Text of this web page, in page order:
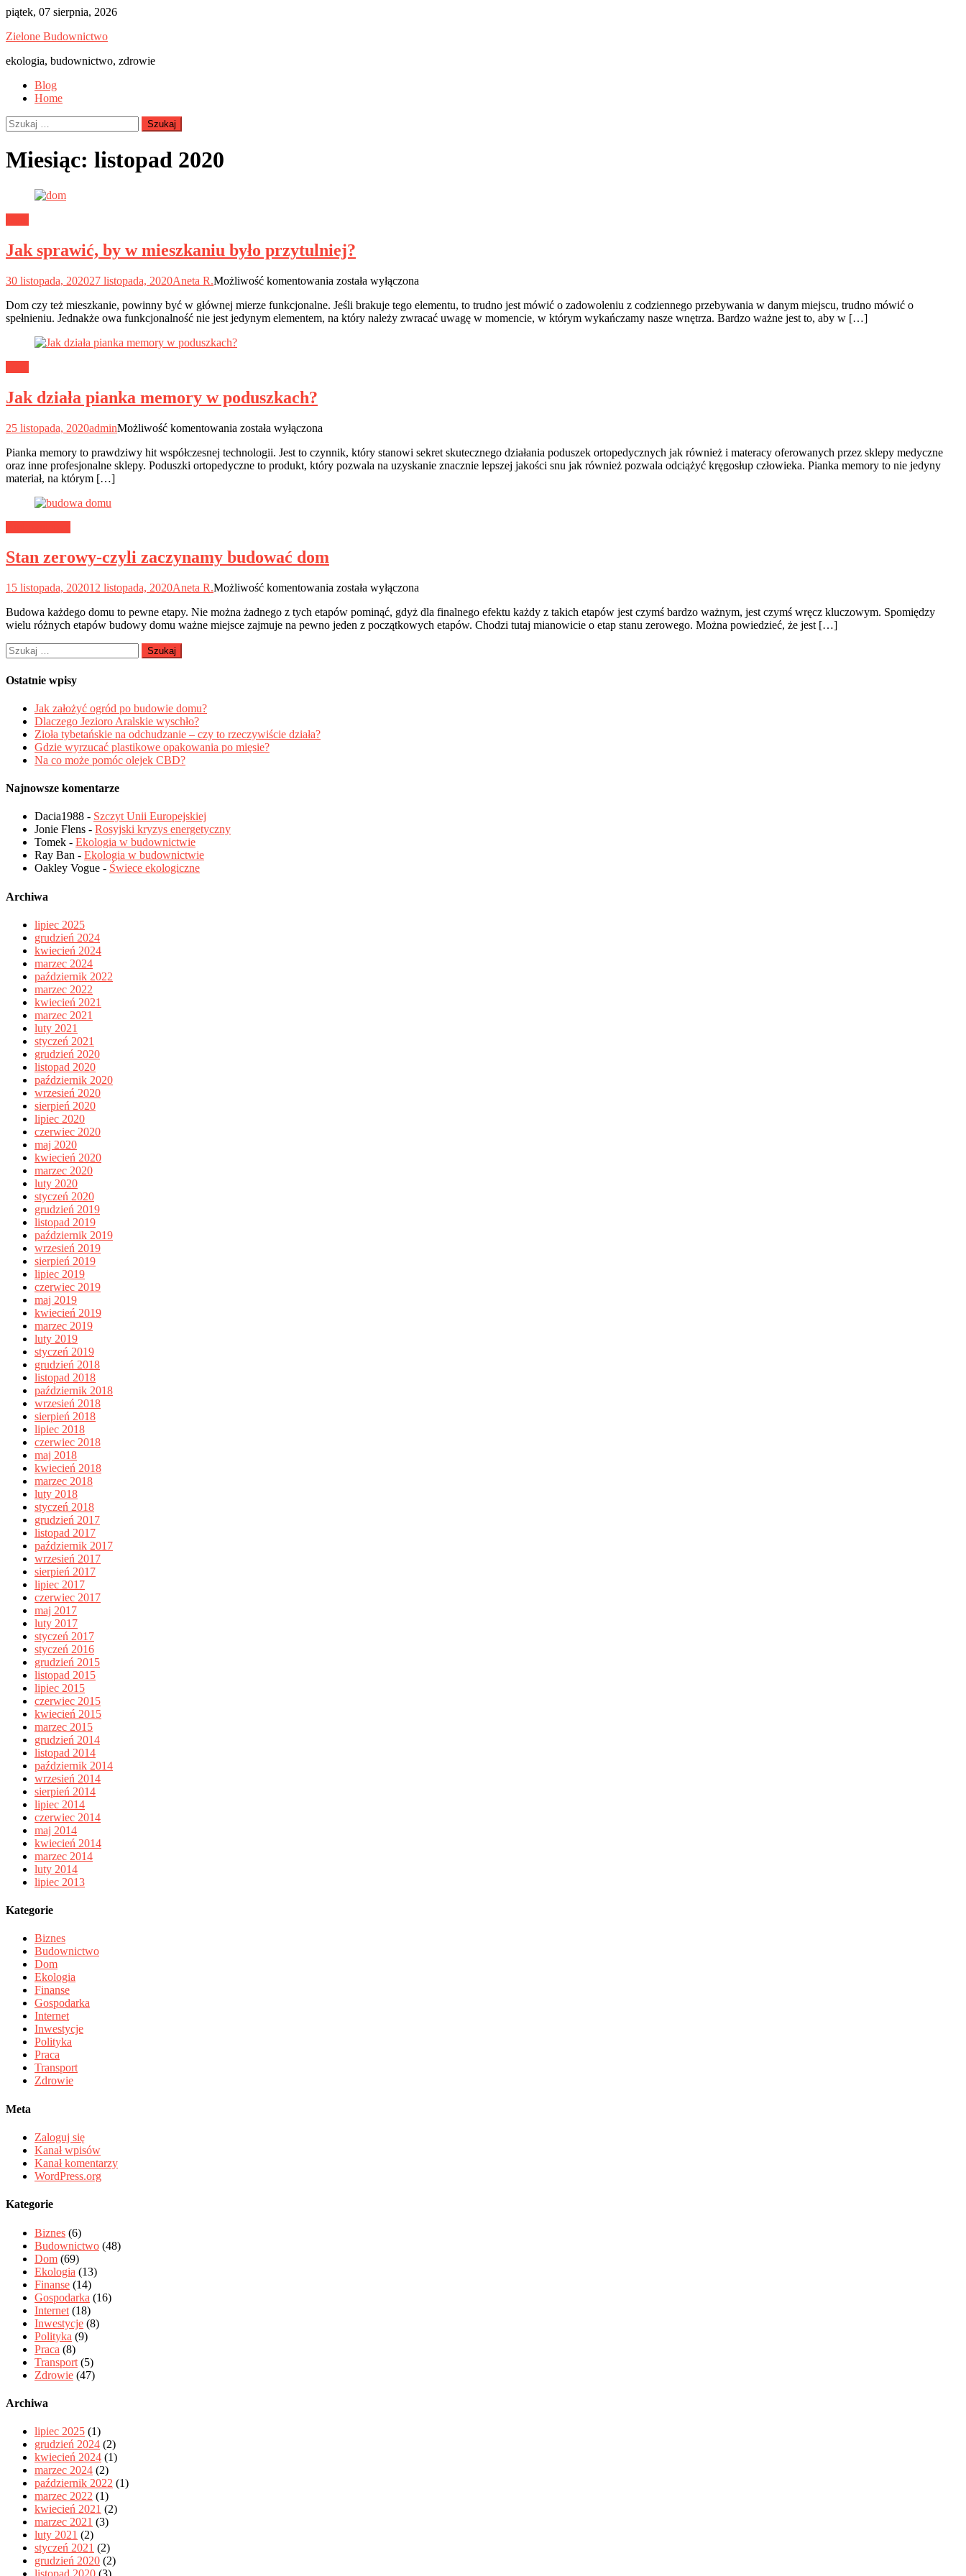
Skip
content
piątek, 07 sierpnia, 2026
Zielone Budownictwo
ekologia, budownictwo, zdrowie
Blog
Home
Szukaj:
Miesiąc: listopad 2020
Jak sprawić, by w mieszkaniu było przytulniej?
30 listopada, 202027 listopada, 2020Aneta R.Możliwość komentowania Jak
by
w
została wyłączona
Dom czy też mieszkanie, powinny być w głównej mierze funkcjonalne. Jeśli brakuje tego elementu, to trudno jest mówić o zadowoleniu z codziennego przebywania w danym miejscu, trudno mówić o
spełnieniu. Jednakże owa funkcjonalność nie jest jedynym elementem, na który należy zwracać uwagę w momencie, w którym wykańczamy nasze wnętrza. Bardzo ważne jest to, aby w […]
Jak działa pianka memory w poduszkach?
25 listopada, 2020adminMożliwość komentowania Jak
pianka
memory
została wyłączona
Pianka memory to prawdziwy hit współczesnej technologii. Jest to czynnik, który stanowi sekret skutecznego działania poduszek ortopedycznych jak również i materacy oferowanych przez sklepy medyczne
oraz inne profesjonalne sklepy. Poduszki ortopedyczne to produkt, który pozwala na uzyskanie znacznie lepszej jakości snu jak również pozwala odciążyć kręgosłup człowieka. Pianka memory to nie jedyny
materiał, na którym […]
Stan zerowy-czyli zaczynamy budować dom
15 listopada, 202012 listopada, 2020Aneta R.Możliwość komentowania Stan
czyli
zaczynamy
została wyłączona
Budowa każdego domu to pewne etapy. Nie można żadnego z tych etapów pominąć, gdyż dla finalnego efektu każdy z takich etapów jest czymś bardzo ważnym, jest czymś wręcz kluczowym. Spomiędzy
wielu różnych etapów budowy domu ważne miejsce zajmuje na pewno jeden z początkowych etapów. Chodzi tutaj mianowicie o etap stanu zerowego. Można powiedzieć, że jest […]
Szukaj:
Ostatnie wpisy
Jak założyć ogród po budowie domu?
Dlaczego Jezioro Aralskie wyschło?
Zioła tybetańskie na odchudzanie – czy to rzeczywiście działa?
Gdzie wyrzucać plastikowe opakowania po mięsie?
Na co może pomóc olejek CBD?
Najnowsze komentarze
Dacia1988 - Szczyt Unii Europejskiej
Jonie Flens - Rosyjski kryzys energetyczny
Tomek - Ekologia w budownictwie
Ray Ban - Ekologia w budownictwie
Oakley Vogue - Świece ekologiczne
Archiwa
lipiec 2025
grudzień 2024
kwiecień 2024
marzec 2024
październik 2022
marzec 2022
kwiecień 2021
marzec 2021
luty 2021
styczeń 2021
grudzień 2020
listopad 2020
październik 2020
wrzesień 2020
sierpień 2020
lipiec 2020
czerwiec 2020
maj 2020
kwiecień 2020
marzec 2020
luty 2020
styczeń 2020
grudzień 2019
listopad 2019
październik 2019
wrzesień 2019
sierpień 2019
lipiec 2019
czerwiec 2019
maj 2019
kwiecień 2019
marzec 2019
luty 2019
styczeń 2019
grudzień 2018
listopad 2018
październik 2018
wrzesień 2018
sierpień 2018
lipiec 2018
czerwiec 2018
maj 2018
kwiecień 2018
marzec 2018
luty 2018
styczeń 2018
grudzień 2017
listopad 2017
październik 2017
wrzesień 2017
sierpień 2017
lipiec 2017
czerwiec 2017
maj 2017
luty 2017
styczeń 2017
styczeń 2016
grudzień 2015
listopad 2015
lipiec 2015
czerwiec 2015
kwiecień 2015
marzec 2015
grudzień 2014
listopad 2014
październik 2014
wrzesień 2014
sierpień 2014
lipiec 2014
czerwiec 2014
maj 2014
kwiecień 2014
marzec 2014
luty 2014
lipiec 2013
Kategorie
Biznes
Budownictwo
Dom
Ekologia
Finanse
Gospodarka
Internet
Inwestycje
Polityka
Praca
Transport
Zdrowie
Meta
Zaloguj się
Kanał wpisów
Kanał komentarzy
WordPress.org
Kategorie
Biznes (6)
Budownictwo (48)
Dom (69)
Ekologia (13)
Finanse (14)
Gospodarka (16)
Internet (18)
Inwestycje (8)
Polityka (9)
Praca (8)
Transport (5)
Zdrowie (47)
Archiwa
lipiec 2025 (1)
grudzień 2024 (2)
kwiecień 2024 (1)
marzec 2024 (2)
październik 2022 (1)
marzec 2022 (1)
kwiecień 2021 (2)
marzec 2021 (3)
luty 2021 (2)
styczeń 2021 (2)
grudzień 2020 (2)
listopad 2020 (3)